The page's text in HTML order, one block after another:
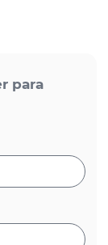
para